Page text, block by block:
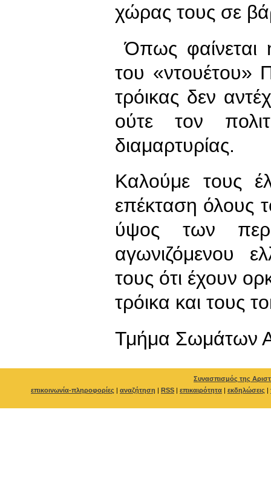
χώρας τους σε
Όπως
του «ντουέτου»
τρόικας δεν
ούτε τον
διαμαρτυρίας.
Καλούμε τους
επέκταση όλους
ύψος των
αγωνιζόμενου
τους ότι έχουν
τρόικα και τους
Τμήμα Σωμάτων
Συνασπισμός της
επικοινωνία-πληροφορίες | αναζήτηση | RSS | επικαιρότητα | εκδηλώσεις |